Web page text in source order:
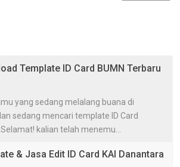
Template ID Card BUMN Terbaru
yang sedang melalang buana di
sedang mencari template ID Card
kalian telah menemu...
& Jasa Edit ID Card KAI Danantara